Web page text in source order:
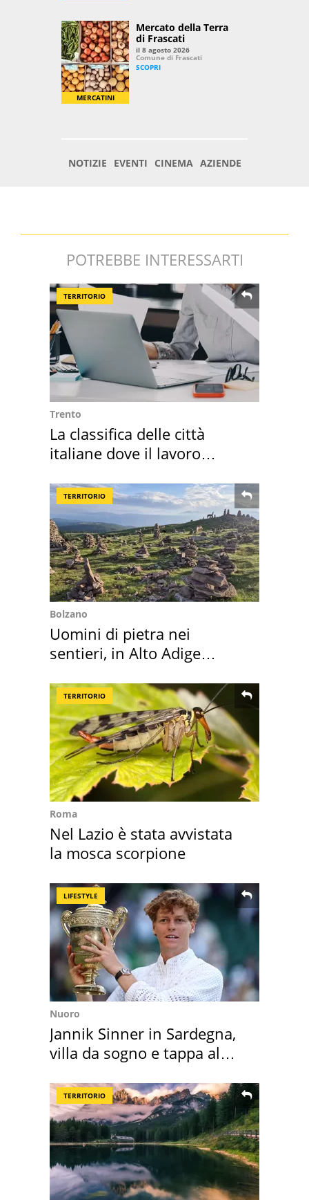
POTREBBE INTERESSARTI
TERRITORIO
Trento
La classifica delle città
italiane dove il lavoro
TERRITORIO
Bolzano
Uomini di pietra nei
sentieri, in Alto Adige
TERRITORIO
Roma
Nel Lazio è stata avvistata
la mosca scorpione
LIFESTYLE
Nuoro
Jannik Sinner in Sardegna,
villa da sogno e tappa al
TERRITORIO